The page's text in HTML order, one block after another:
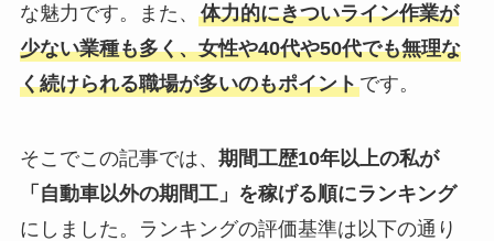
な魅力です。また、 体力的にきついライン作業が
少ない業種も多く、女性や40代や50代でも無理な
く続けられる職場が多いのもポイントです。
そこでこの記事では、 期間工歴10年以上の私が
「自動車以外の期間工」を稼げる順にランキング
にしました。ランキングの評価基準は以下の通り